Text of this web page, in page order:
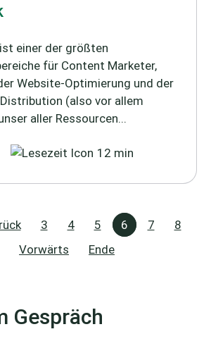
einer der größten
für Content Marketer,
Website-Optimierung und der
(also vor allem
aller Ressourcen...
12 min
3 4 5 6 7
8
Vorwärts Ende
Gespräch